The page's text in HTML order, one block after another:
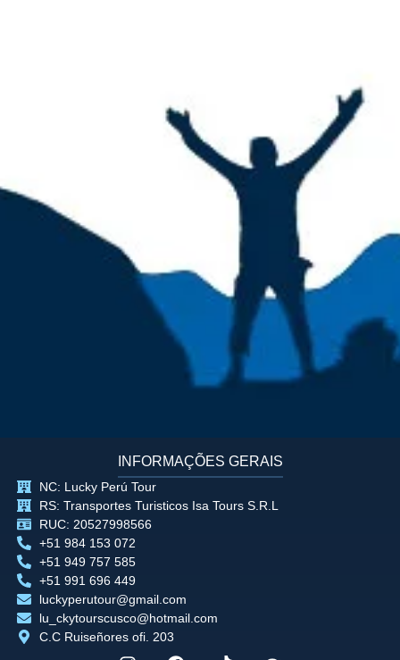
INFORMAÇÕES GERAIS
NC: Lucky Perú Tour
RS: Transportes Turisticos Isa Tours S.R.L
RUC: 20527998566
+51 984 153 072
+51 949 757 585
+51 991 696 449
luckyperutour@gmail.com
lu_ckytourscusco@hotmail.com
C.C Ruiseñores ofi. 203